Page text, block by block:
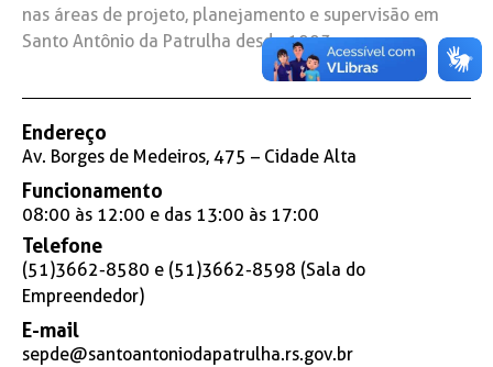
nas áreas de projeto, planejamento e supervisão em
Santo Antônio da Patrulha desde 1993.
Endereço
Av. Borges de Medeiros, 475 – Cidade Alta
Funcionamento
08:00 às 12:00 e das 13:00 às 17:00
Telefone
(51)3662-8580 e (51)3662-8598 (Sala do
Empreendedor)
E-mail
sepde@santoantoniodapatrulha.rs.gov.br